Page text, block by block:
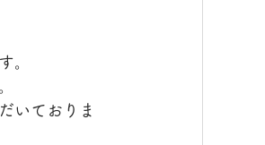
。
いておりま